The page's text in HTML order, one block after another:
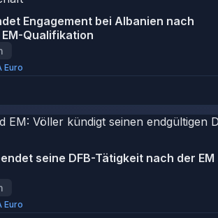
Engagement bei Albanien nach
Qualifikation
Euro
seine DFB-Tätigkeit nach der EM
Euro